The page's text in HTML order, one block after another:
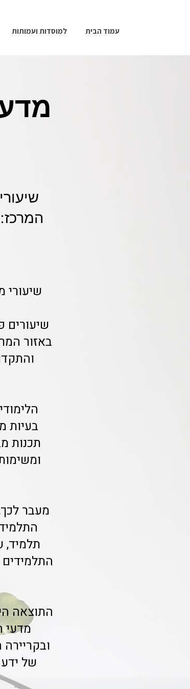
עמוד הבית למוסדות ועמותות
שיעורי
באזור
בעיות
תכנות
מעבר
תלמיד,
התוצאה
מדעי
של ידע